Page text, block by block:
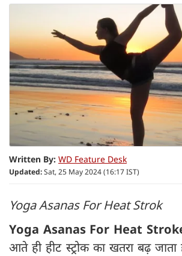
Written By: WD Feature Desk
Updated:Sat, 25 May 2024 (16:17 IST)
Yoga Asanas For Heat Strok
Yoga Asanas For Heat
आते ही हीट स्ट्रोक का खतरा बढ़